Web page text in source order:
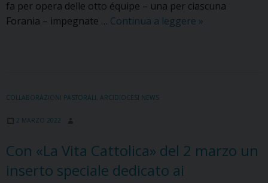
fa per opera delle otto équipe – una per ciascuna
Forania – impegnate … Continua a leggere Collaborazioni
Il
»
COLLABORAZIONI PASTORALI ARCIDIOCESI NEWS
2 MARZO 2022
Con «La Vita Cattolica» del 2 marzo un
inserto speciale dedicato ai